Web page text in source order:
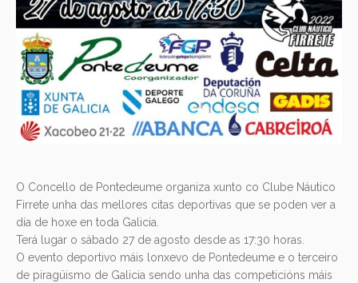
O Concello de Pontedeume organiza xunto co Clube Náutico
Firrete unha das mellores citas deportivas que se poden ver a
día de hoxe en toda Galicia.
Terá lugar o sábado 27 de agosto desde as 17:30 horas.
O evento deportivo máis lonxevo de Pontedeume e o terceiro
de piragüismo de Galicia sendo unha das competicións máis